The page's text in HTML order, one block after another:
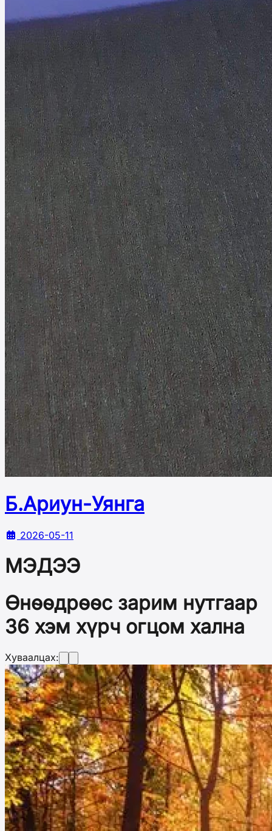
Б.Ариун-Уянга
2026-05-11
МЭДЭЭ
Өнөөдрөөс зарим нутгаар
36 хэм хүрч огцом хална
Хуваалцах: